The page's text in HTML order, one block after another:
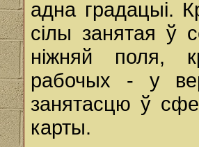
адна градацыі.
сілы занятая ў
ніжняй поля,
рабочых - у
занятасцю ў
карты.